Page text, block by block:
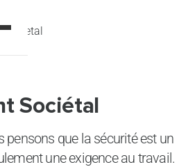
societal
Sociétal
pensons que la sécurité est un
une exigence au travail.